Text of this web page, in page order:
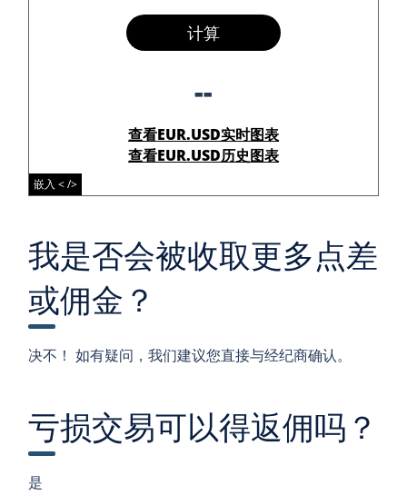
计算
--
查看EUR.USD实时图表
查看EUR.USD历史图表
嵌入 < />
我是否会被收取更多点差
或佣金？
决不！ 如有疑问，我们建议您直接与经纪商确认。
亏损交易可以得返佣吗？
是